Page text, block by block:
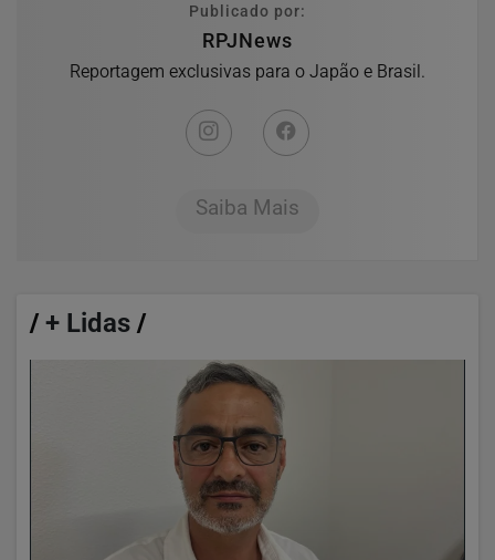
Publicado por:
RPJNews
Reportagem exclusivas para o Japão e Brasil.
Saiba Mais
/ + Lidas /